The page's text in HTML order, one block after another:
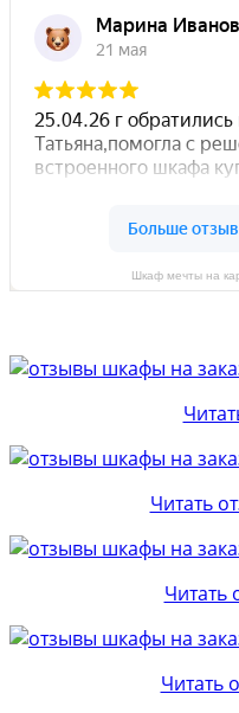
Шкаф мечты на
Читать
Читать
Читать